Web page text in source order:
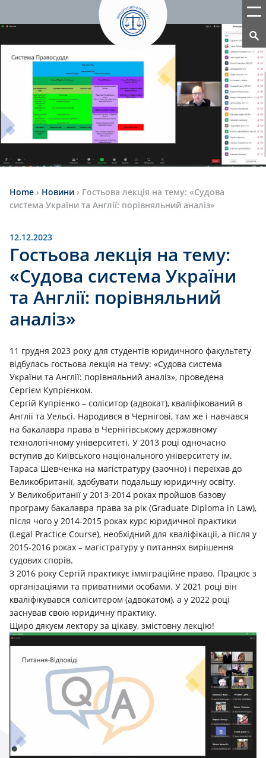
Home › Новини › Гостьова лекція на тему: «Судова
система України та Англії: порівняльний аналіз»
12.12.2023
Гостьова лекція на тему:
«Судова система України
та Англії: порівняльний
аналіз»
11 грудня 2023 року для студентів юридичного факультету
відбулась гостьова лекція на тему: «Судова система
України та Англії: порівняльний аналіз», проведена
Сергієм Купрієнком.
Сергій Купрієнко – соліситор (адвокат), кваліфікований в
Англії та Уельсі. Народився в Чернігові, там же і навчався
на бакалавра права в Чернігівському державному
технологічному університеті. У 2013 році одночасно
вступив до Київського національного університету ім.
Тараса Шевченка на магістратуру (заочно) і переїхав до
Великобританії, здобувати подальшу юридичну освіту.
У Великобританії у 2013-2014 роках пройшов базову
програму бакалавра права за рік (Graduate Diploma in Law),
після чого у 2014-2015 роках курс юридичної практики
(Legal Practice Course), необхідний для кваліфікації, а після у
2015-2016 роках – магістратуру у питаннях вирішення
судових спорів.
З 2016 року Сергій практикує імміграційне право. Працює з
організаціями та приватними особами. У 2021 році він
кваліфікувався соліситером (адвокатом), а у 2022 році
заснував свою юридичну практику.
Щиро дякуєм лектору за цікаву, змістовну лекцію!